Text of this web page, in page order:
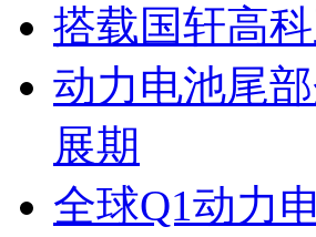
搭载国轩高
动力电池尾
展期
全球Q1动力